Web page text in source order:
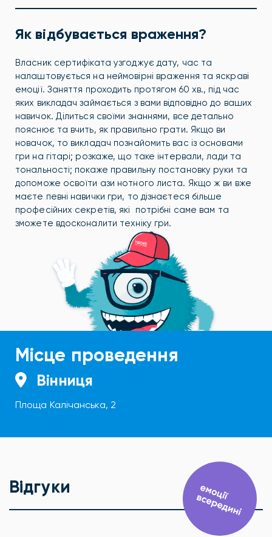
Як відбувається враження?
Власник сертифіката узгоджує дату, час та
налаштовується на неймовірні враження та яскраві
емоції. Заняття проходить протягом 60 хв., під час
яких викладач займається з вами відповідно до ваших
навичок. Ділиться своїми знаннями, все детально
пояснює та вчить, як правильно грати. Якщо ви
новачок, то викладач познайомить вас із основами
гри на гітарі; розкаже, що таке інтервали, лади та
тональності; покаже правильну постановку руки та
допоможе освоїти ази нотного листа. Якщо ж ви вже
маєте певні навички гри, то дізнаєтеся більше
професійних секретів, які потрібні саме вам та
зможете вдосконалити техніку гри.
Місце проведення
Вінниця
Площа Калічанська, 2
Відгуки